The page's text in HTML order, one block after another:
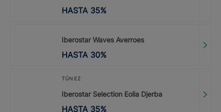
HASTA 35%
Iberostar Waves Averroes
HASTA 30%
TÚNEZ
Iberostar Selection Eolia Djerba
HASTA 35%